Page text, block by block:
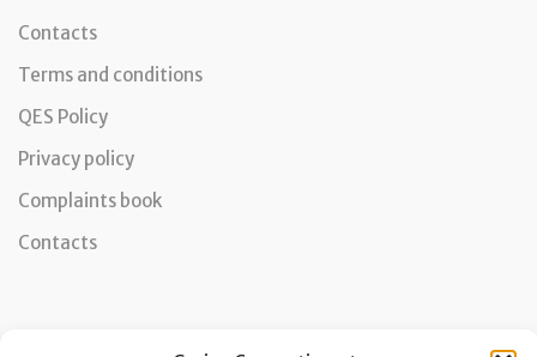
Contacts
Terms and conditions
QES Policy
Privacy policy
Complaints book
Contacts